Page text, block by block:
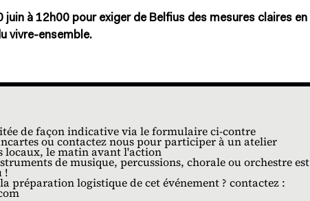
juin à 12h00 pour exiger de Belfius des mesures claires en
vivre-ensemble.
de façon indicative via le formulaire ci-contre
ou contactez nous pour participer à un atelier
locaux, le matin avant l'action
de musique, percussions, chorale ou orchestre est
!
préparation logistique de cet événement ? contactez :